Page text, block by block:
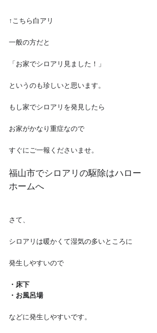
↑こちら白アリ
一般の方だと
「お家でシロアリ見ました！」
というのも珍しいと思います。
もし家でシロアリを発見したら
お家がかなり重症なので
すぐにご一報くださいませ。
福山市でシロアリの駆除はハロー
ホームへ
さて、
シロアリは暖かくて湿気の多いところに
発生しやすいので
・床下
・お風呂場
などに発生しやすいです。